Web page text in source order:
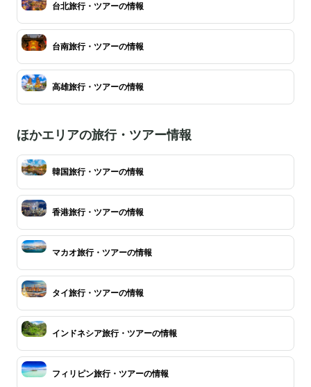
台北旅行・ツアーの情報
台南旅行・ツアーの情報
高雄旅行・ツアーの情報
ほかエリアの旅行・ツアー情報
韓国旅行・ツアーの情報
香港旅行・ツアーの情報
マカオ旅行・ツアーの情報
タイ旅行・ツアーの情報
インドネシア旅行・ツアーの情報
フィリピン旅行・ツアーの情報